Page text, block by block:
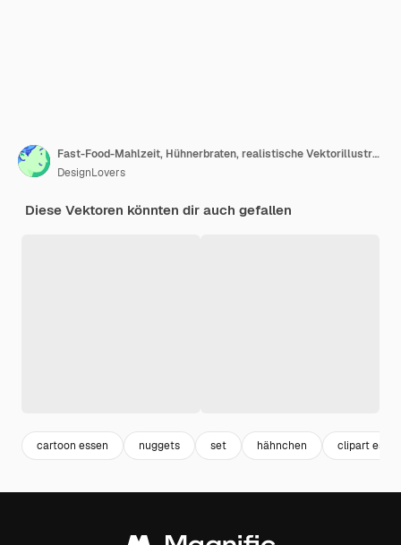
Fast-Food-Mahlzeit, Hühnerbraten, realistische Vektorillustration
DesignLovers
Diese Vektoren könnten dir auch gefallen
cartoon essen nuggets set hähnchen clipart essen